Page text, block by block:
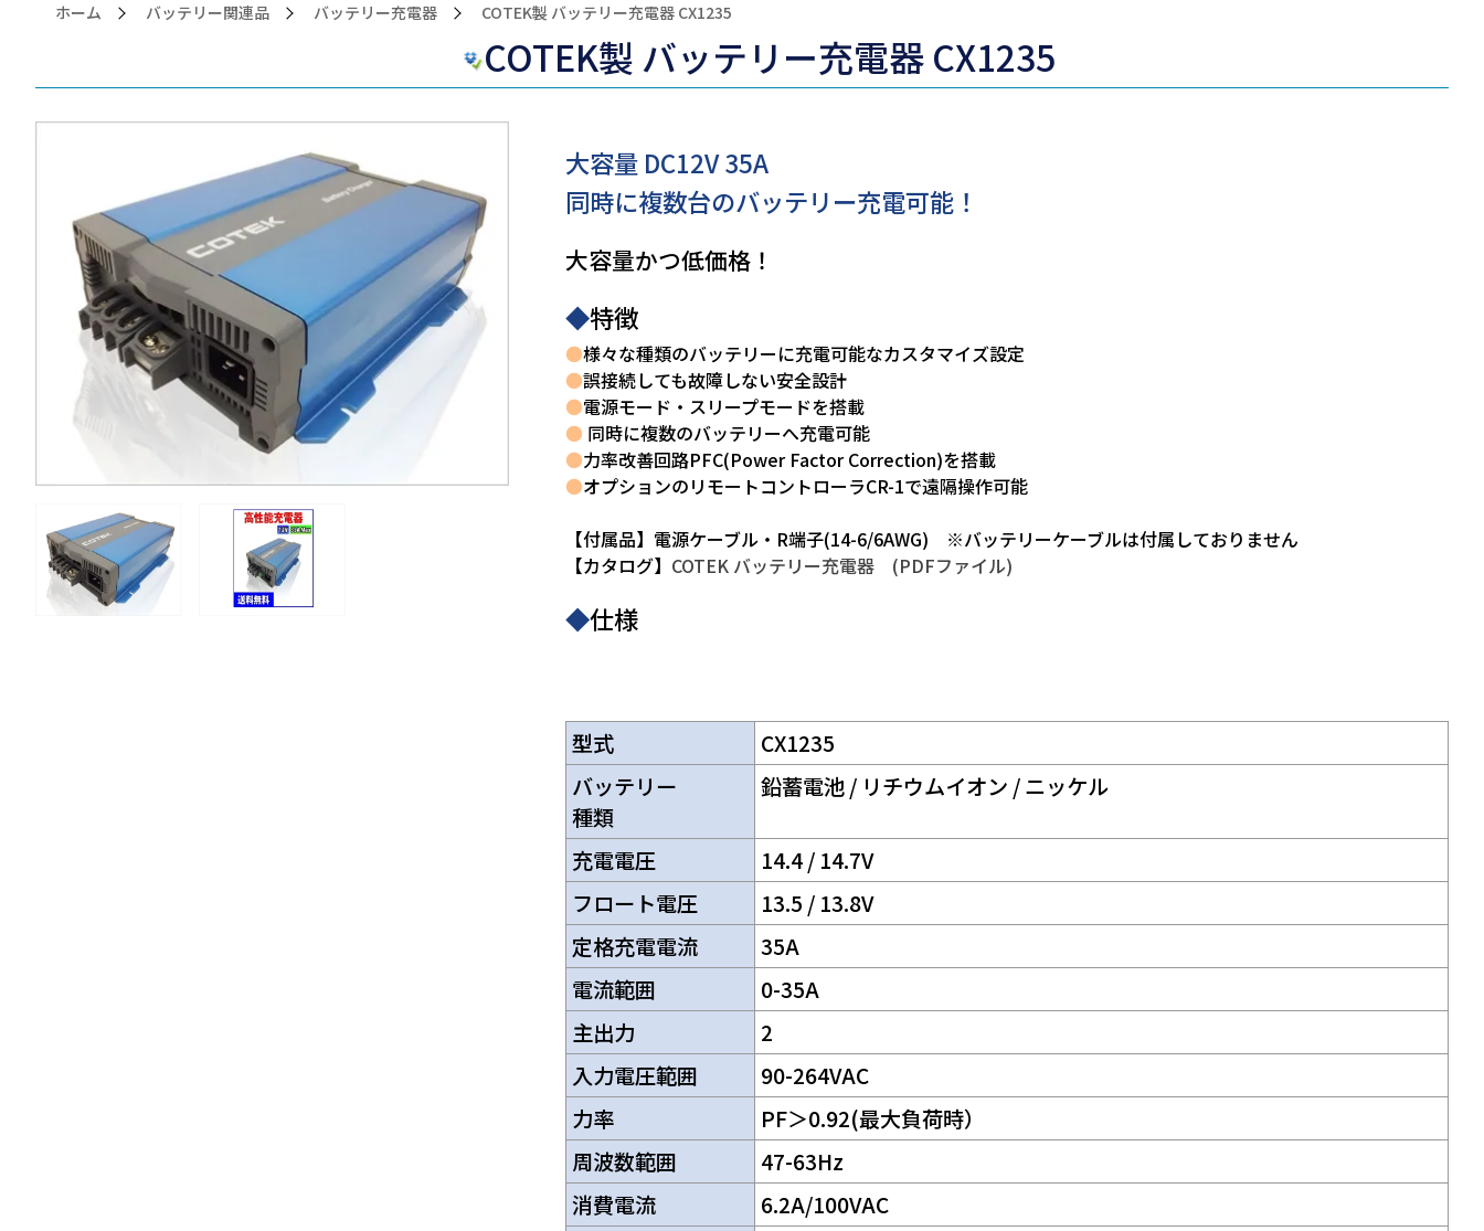
ホーム バッテリー関連品 バッテリー充電器 >COTEK製 バッテリー充電器 CX1235
COTEK製 バッテリー充電器 CX1235
大容量 DC12V 35A
同時に複数台のバッテリー充電可能！
大容量かつ低価格！
◆特徴
●様々な種類のバッテリーに充電可能なカスタマイズ設定
●誤接続しても故障しない安全設計
●電源モード・スリープモードを搭載
● 同時に複数のバッテリーへ充電可能
●力率改善回路PFC(Power Factor Correction)を搭載
●オプションのリモートコントローラCR-1で遠隔操作可能
【付属品】電源ケーブル・R端子(14-6/6AWG) ※バッテリーケーブルは付属しておりません
【カタログ】 COTEK バッテリー充電器 (PDFファイル)
◆仕様
型式
CX1235
バッテリー
種類
鉛蓄電池 / リチウムイオン / ニッケル
充電電圧
14.4 / 14.7V
フロート電圧
13.5 / 13.8V
定格充電電流
35A
電流範囲
0-35A
主出力
2
入力電圧範囲
90-264VAC
力率
PF＞0.92(最大負荷時）
周波数範囲
47-63Hz
消費電流
6.2A/100VAC